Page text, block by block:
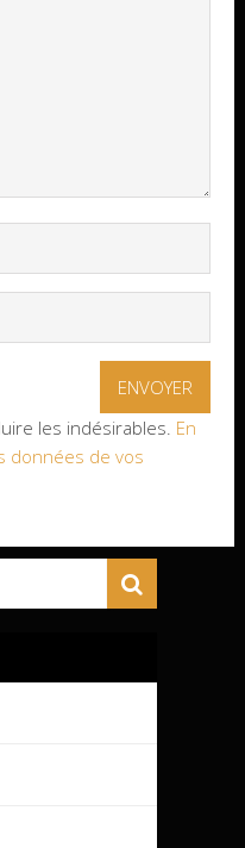
les indésirables. En
données de vos